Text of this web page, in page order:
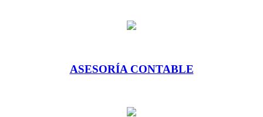
ASESORÍA CONTABLE